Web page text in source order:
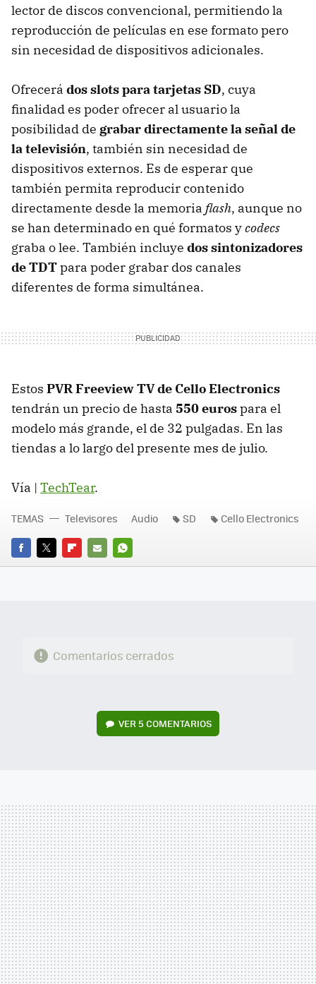
lector de discos convencional, permitiendo la
reproducción de películas en ese formato pero
sin necesidad de dispositivos adicionales.
Ofrecerá dos slots para tarjetas SD, cuya
finalidad es poder ofrecer al usuario la
posibilidad de grabar directamente la señal de
la televisión, también sin necesidad de
dispositivos externos. Es de esperar que
también permita reproducir contenido
directamente desde la memoria flash, aunque no
se han determinado en qué formatos ycodecs
graba o lee. También incluye dos sintonizadores
de TDTpara poder grabar dos canales
diferentes de forma simultánea.
Estos PVRFreeview TV de Cello Electronics
tendrán un precio de hasta 550 eurospara el
modelo más grande, el de 32 pulgadas. En las
tiendas a lo largo del presente mes de julio.
Vía | TechTear.
FACEBOOK
TWITTERFLIPBOARD
E-
WHATSAPP
TEMAS Televisores Audio SD Cello Electronics
Comentarios cerrados
VER5 COMENTARIOS